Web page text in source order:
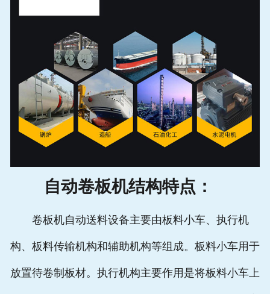
自动卷板机结构特点：
卷板机自动送料设备主要由板料小车、执行机
构、板料传输机构和辅助机构等组成。板料小车用于
放置待卷制板材。执行机构主要作用是将板料小车上